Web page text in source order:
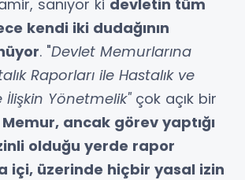
sanıyor ki devletin tüm
kendi iki dudağının
. "Devlet Memurlarına
Raporları ile Hastalık ve
İlişkin Yönetmelik"çok açık bir
Memur, ancak görev yaptığı
olduğu yerde rapor
içi, üzerinde hiçbir yasal izin